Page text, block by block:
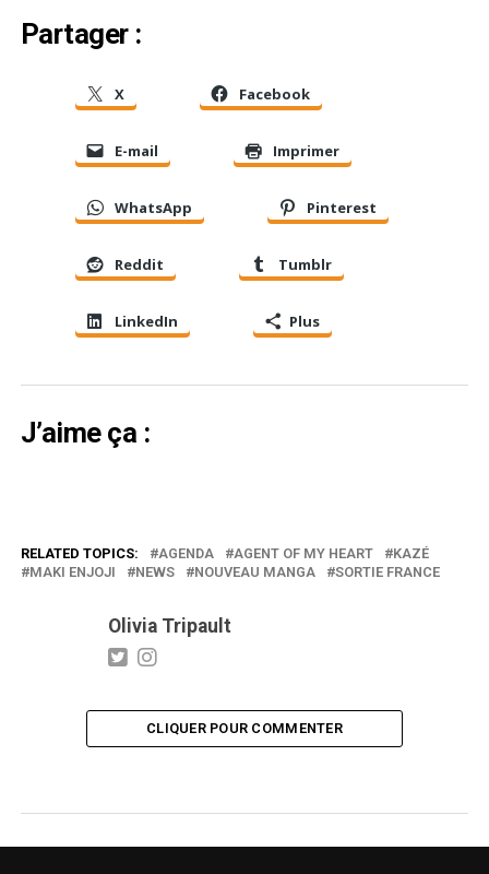
Partager :
X Facebook
E-mail Imprimer
WhatsApp Pinterest
Reddit Tumblr
LinkedIn Plus
J’aime ça :
RELATED TOPICS: AGENDA AGENT OF MY HEART
KAZÉ
MAKI ENJOJI
NEWS NOUVEAU MANGA SORTIE FRANCE
Olivia Tripault
CLIQUER POUR COMMENTER